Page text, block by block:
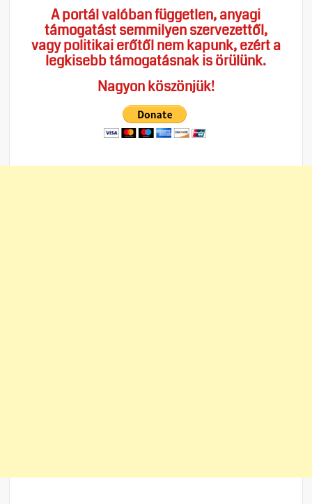
A portál valóban független, anyagi
támogatást semmilyen szervezettől,
vagy politikai erőtől nem kapunk, ezért a
legkisebb támogatásnak is örülünk.
Nagyon köszönjük!